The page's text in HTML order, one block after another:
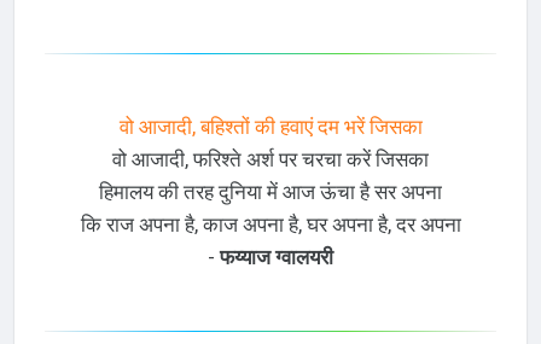
वो आजादी, बहिश्तों की हवाएं दम भरें जिसका
वो आजादी, फरिश्ते अर्श पर चरचा करें जिसका
हिमालय की तरह दुनिया में आज ऊंचा है सर अपना
कि राज अपना है, काज अपना है, घर अपना है, दर अपना
-फय्याज ग्वालयरी